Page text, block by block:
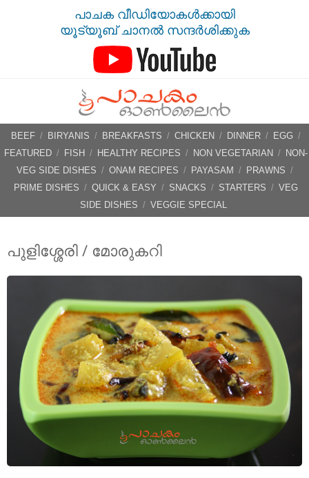
പാചക വീഡിയോകൾക്കായി
യൂട്യൂബ് ചാനൽ സന്ദർശിക്കുക
BEEF / BIRYANIS / BREAKFASTS / CHICKEN / DINNER / EGG /
FEATURED / FISH / HEALTHY RECIPES / NON VEGETARIAN / NON-
VEG SIDE DISHES / ONAM RECIPES / PAYASAM / PRAWNS /
PRIME DISHES / QUICK & EASY / SNACKS / STARTERS / VEG
SIDE DISHES / VEGGIE SPECIAL
പുളിശ്ശേരി / മോരുകറി